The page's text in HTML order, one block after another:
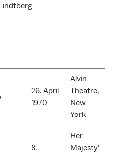
26. April
1970
Alvin
Theatre,
New
York
8.
Her
Majesty’